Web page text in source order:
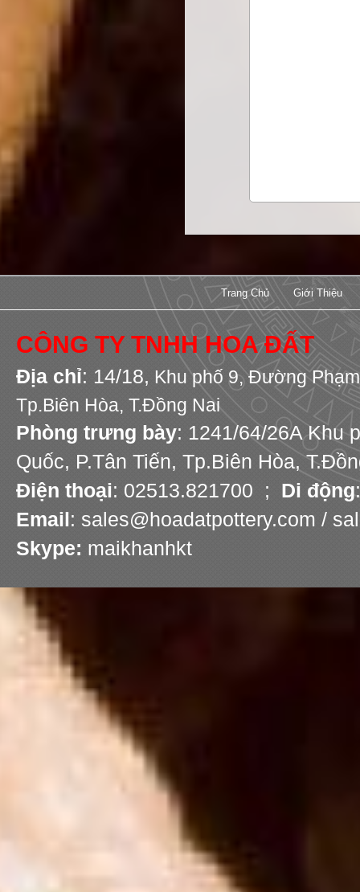
Trang Chủ Giới Thiệu
CÔNG TY TNHH HOA ĐẤT
Địa chỉ: 14/18, Khu phố 9,Đường Phạm
Tp.Biên Hòa, T.Đồng Nai
Phòng trưng bày: 1241/64/26A Khu
Quốc, P.Tân Tiến, Tp.Biên Hòa,
Điện thoại: 02513.821700 ; Di động
Email: sales@hoadatpottery.com /
Skype: maikhanhkt